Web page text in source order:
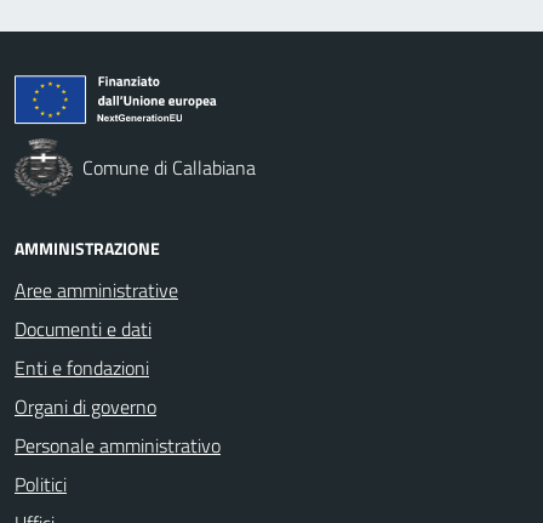
Comune di Callabiana
AMMINISTRAZIONE
Aree amministrative
Documenti e dati
Enti e fondazioni
Organi di governo
Personale amministrativo
Politici